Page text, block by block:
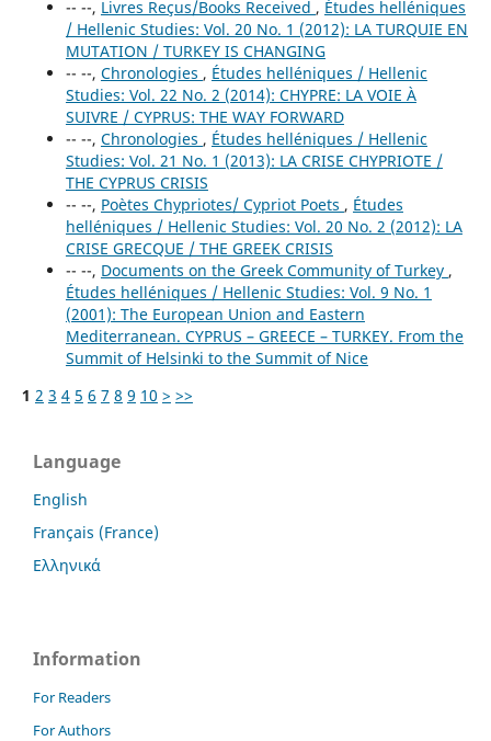
-- --, Livres Reçus/Books Received , Études helléniques
/ Hellenic Studies: Vol. 20 No. 1 (2012): LA TURQUIE EN
MUTATION / TURKEY IS CHANGING
-- --, Chronologies , Études helléniques / Hellenic
Studies: Vol. 22 No. 2 (2014): CHYPRE: LA VOIE À
SUIVRE / CYPRUS: THE WAY FORWARD
-- --, Chronologies , Études helléniques / Hellenic
Studies: Vol. 21 No. 1 (2013): LA CRISE CHYPRIOTE /
THE CYPRUS CRISIS
-- --, Poètes Chypriotes/ Cypriot Poets , Études
helléniques / Hellenic Studies: Vol. 20 No. 2 (2012): LA
CRISE GRECQUE / THE GREEK CRISIS
-- --, Documents on the Greek Community of Turkey ,
Études helléniques / Hellenic Studies: Vol. 9 No. 1
(2001): The European Union and Eastern
Mediterranean. CYPRUS – GREECE – TURKEY. From the
Summit of Helsinki to the Summit of Nice
1 2 3 4 5 6 7 8 9 10 > >>
Language
English
Français (France)
Ελληνικά
Information
For Readers
For Authors